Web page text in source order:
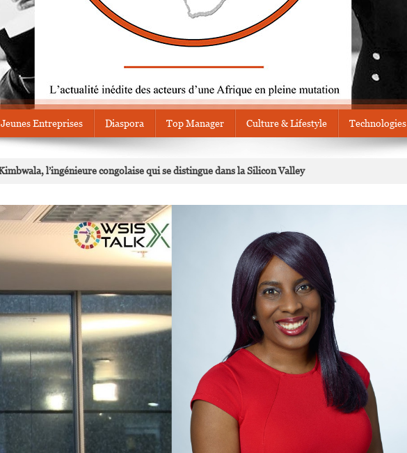
Jeunes Entreprises Diaspora Top Manager Culture & Lifestyle Technologies
l’ingénieure congolaise qui se distingue dans la Silicon Valley